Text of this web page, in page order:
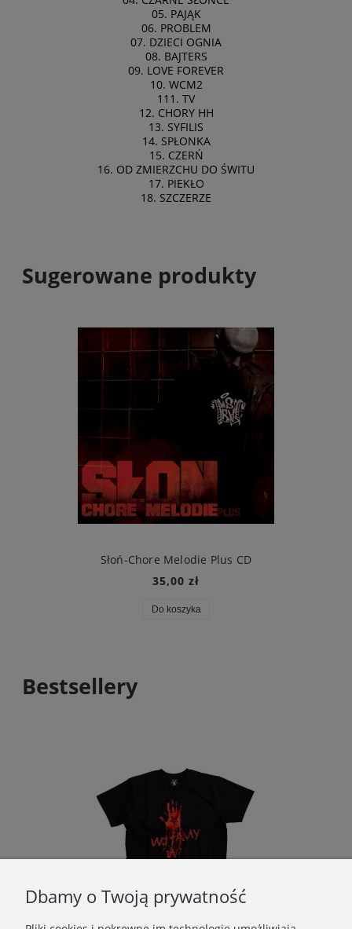
05. PAJĄK
06. PROBLEM
07. DZIECI OGNIA
08. BAJTERS
09. LOVE FOREVER
10. WCM2
111. TV
12. CHORY HH
13. SYFILIS
14. SPŁONKA
15. CZERŃ
16. OD ZMIERZCHU DO ŚWITU
17. PIEKŁO
18. SZCZERZE
Sugerowane produkty
Słoń-Chore Melodie Plus CD
35,00 zł
Do koszyka
Bestsellery
Dbamy o Twoją prywatność